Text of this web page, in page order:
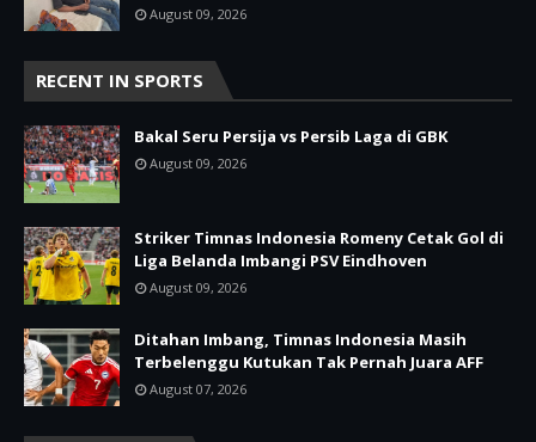
August 09, 2026
RECENT IN SPORTS
Bakal Seru Persija vs Persib Laga di GBK
August 09, 2026
Striker Timnas Indonesia Romeny Cetak Gol di
Liga Belanda Imbangi PSV Eindhoven
August 09, 2026
Ditahan Imbang, Timnas Indonesia Masih
Terbelenggu Kutukan Tak Pernah Juara AFF
August 07, 2026